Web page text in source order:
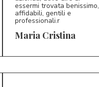
MC 5/5
essermi trovata benissimo,
affidabili, gentili e
professionali.r
Maria Cristina